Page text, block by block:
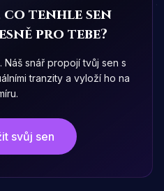
co tenhle sen
pro tebe?
snář propojí tvůj sen s
tranzity a vyloží ho na
svůj sen